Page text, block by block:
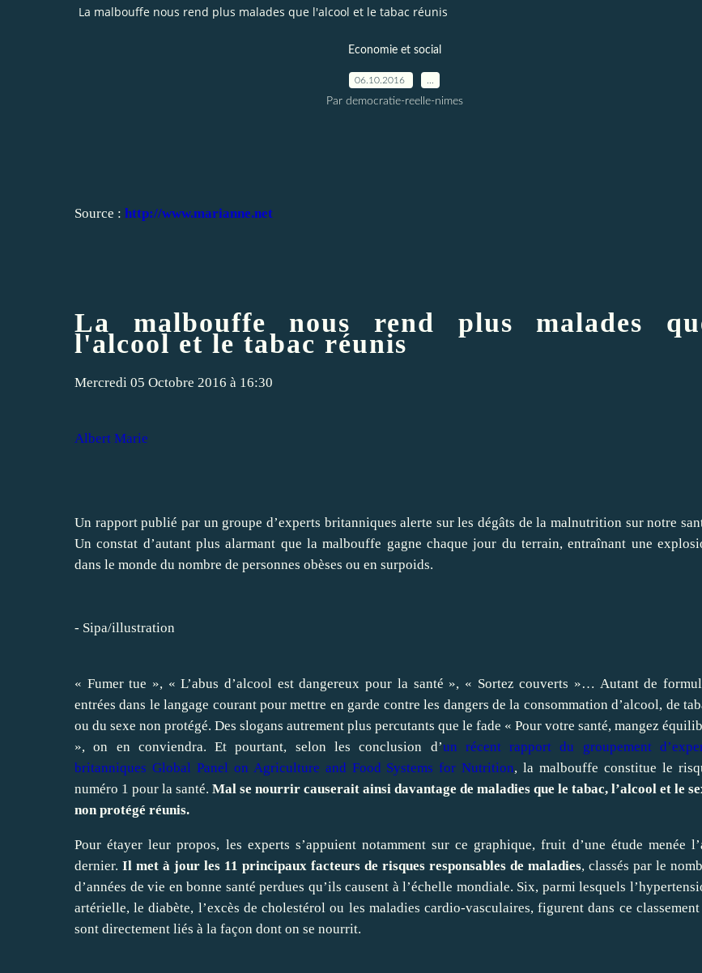
La malbouffe nous rend plus malades que l'alcool et le tabac réunis
Economie et social
06.10.2016
Par democratie-reelle-nimes
Source : http://www.marianne.net
La malbouffe nous rend plus malades
l'alcool et le tabac réunis
Mercredi 05 Octobre 2016 à 16:30
Albert Marie
Un rapport publié par un groupe d’experts britanniques alerte sur les dégâts de la malnutrition sur notre
Un constat d’autant plus alarmant que la malbouffe gagne chaque jour du terrain, entraînant une
dans le monde du nombre de personnes obèses ou en surpoids.
- Sipa/illustration
« Fumer tue », « L’abus d’alcool est dangereux pour la santé », « Sortez couverts »… Autant de
entrées dans le langage courant pour mettre en garde contre les dangers de la consommation d’alcool, de
ou du sexe non protégé. Des slogans autrement plus percutants que le fade « Pour votre santé, mangez
», on en conviendra. Et pourtant, selon les conclusion d’un récent rapport du groupement
britanniques Global Panel on Agriculture and Food Systems for Nutrition, la malbouffe constitue le
numéro 1 pour la santé. Mal se nourrir causerait ainsi davantage de maladies que le tabac, l’alcool et le
non protégé réunis.
Pour étayer leur propos, les experts s’appuient notamment sur ce graphique, fruit d’une étude menée
dernier. Il met à jour les 11 principaux facteurs de risques responsables de maladies, classés par le
d’années de vie en bonne santé perdues qu’ils causent à l’échelle mondiale. Six, parmi lesquels
artérielle, le diabète, l’excès de cholestérol ou les maladies cardio-vasculaires, figurent dans ce
sont directement liés à la façon dont on se nourrit.